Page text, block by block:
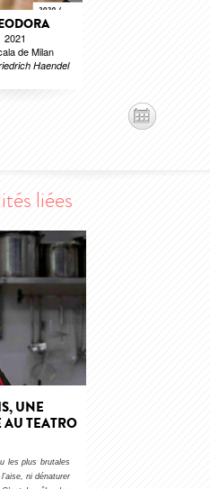
2021
de Milan
Haendel
liées
UNE
TEATRO
les plus brutales
ni dénaturer